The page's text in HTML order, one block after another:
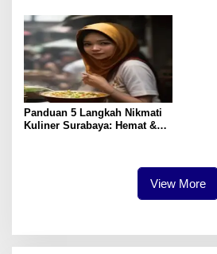
Panduan 5 Langkah Nikmati
Kuliner Surabaya: Hemat &
View More